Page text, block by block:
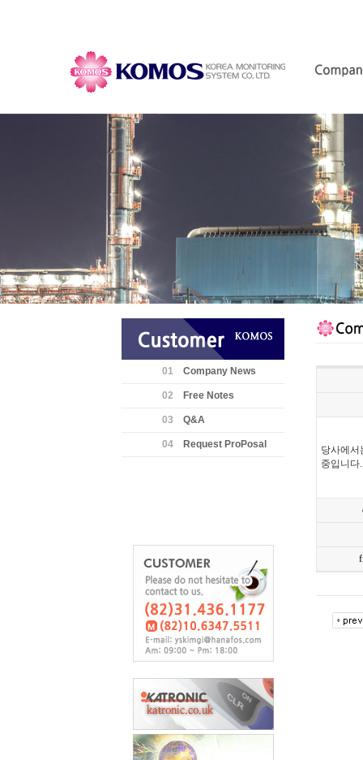
01 Company News
02 Free Notes
03 Q&A
04 Request ProPosal
당사에서
중입니다.